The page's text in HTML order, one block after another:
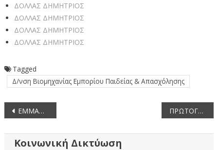
ΔΟΛΛΑΣ ΔΗΜΗΤΡΙΟΣ
ΔΟΛΛΑΣ ΔΗΜΗΤΡΙΟΣ
ΔΟΛΛΑΣ ΔΗΜΗΤΡΙΟΣ
ΔΟΛΛΑΣ ΔΗΜΗΤΡΙΟΣ
Tagged
Δ/νση Βιομηχανίας Εμπορίου Παιδείας & Απασχόλησης
Πλοήγηση
ΕΜΜΑΝΟΥΗΛ ΔΗΜΗΤΡΙΟΣ ΠΡΩΤΟΓΕΡΟΥ ΑΙΚΑΤΕΡΙΝΗ
Κοινωνική Δικτύωση